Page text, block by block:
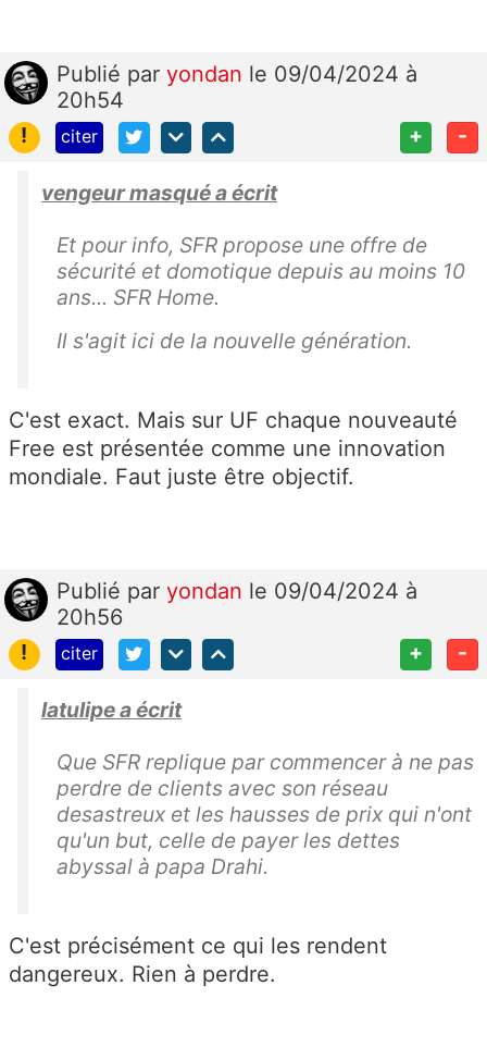
Publié par yondan le 09/04/2024 à
20h54
!
citer + -
vengeur masqué a écrit
Et pour info, SFR propose une offre de
sécurité et domotique depuis au moins 10
ans... SFR Home.
Il s'agit ici de la nouvelle génération.
C'est exact. Mais sur UF chaque nouveauté
Free est présentée comme une innovation
mondiale. Faut juste être objectif.
Publié par yondan le 09/04/2024 à
20h56
!
citer + -
latulipe a écrit
Que SFR replique par commencer à ne pas
perdre de clients avec son réseau
desastreux et les hausses de prix qui n'ont
qu'un but, celle de payer les dettes
abyssal à papa Drahi.
C'est précisément ce qui les rendent
dangereux. Rien à perdre.